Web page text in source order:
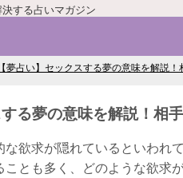
する占いマガジン
【夢占い】セックスする夢の意味を解説
する夢の意味を解説！相
な欲求が隠れているといわれ
とも多く、どのような欲求